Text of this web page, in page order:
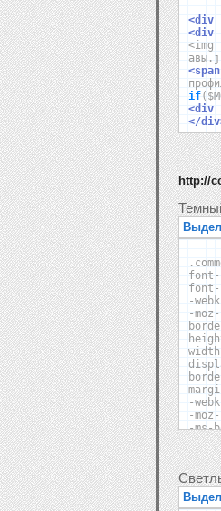
<div
<div
<img
<span
if(
<div
</
http://
.
font -
font -
-
-moz -
width
-
-moz -
-ms-
-o-
box-
}
.